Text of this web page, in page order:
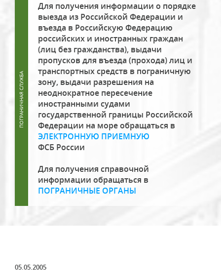
Для получения информации о порядке
выезда из Российской Федерации и
въезда в Российскую Федерацию
российских и иностранных граждан
(лиц без гражданства), выдачи
пропусков для въезда (прохода) лиц и
транспортных средств в пограничную
зону, выдачи разрешения на
неоднократное пересечение
иностранными судами
государственной границы Российской
Федерации на море обращаться в
ЭЛЕКТРОННУЮ ПРИЕМНУЮ
ФСБ России
Для получения справочной
информации обращаться в
ПОГРАНИЧНЫЕ ОРГАНЫ
05.05.2005